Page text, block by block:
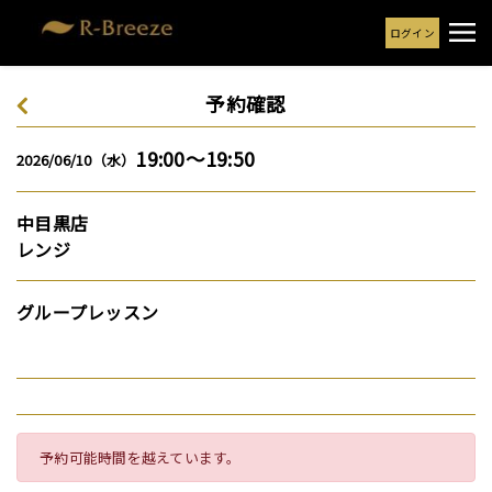
ログイン
予約確認
2026/06/10（水） 19:00～19:50
中目黒店
レンジ
グループレッスン
予約可能時間を越えています。